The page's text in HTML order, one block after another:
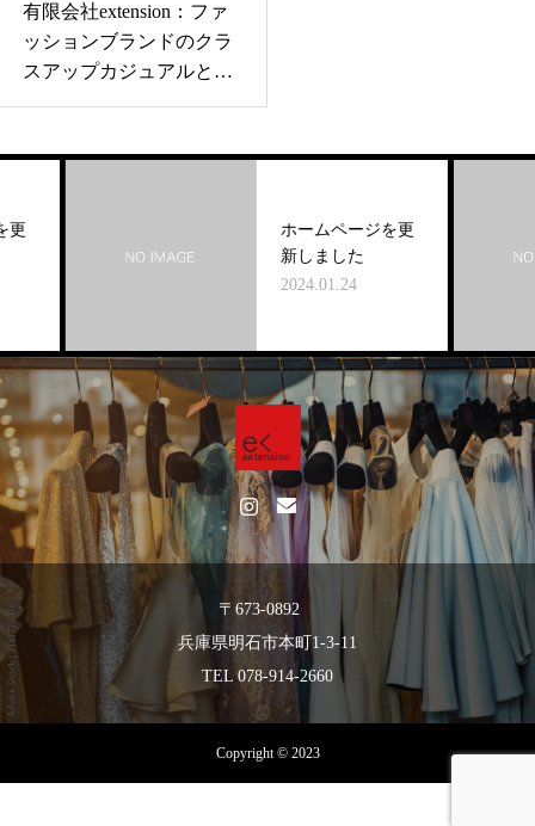
有限会社extension：ファ
ッションブランドのクラ
スアップカジュアルとス
ホームページを更
新しました
2024.01.24
〒673-0892
兵庫県明石市本町1-3-11
TEL 078-914-2660
Copyright © 2023